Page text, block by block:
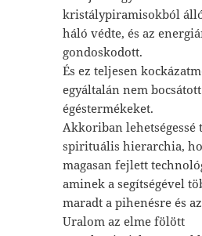
kristálypiramisokból
háló védte, és az
gondoskodott.
És ez teljesen
egyáltalán nem
égéstermékeket.
Akkoriban lehetségessé
spirituális hierarchia,
magasan fejlett
aminek a segítségével
maradt a pihenésre és
Uralom az elme fölött